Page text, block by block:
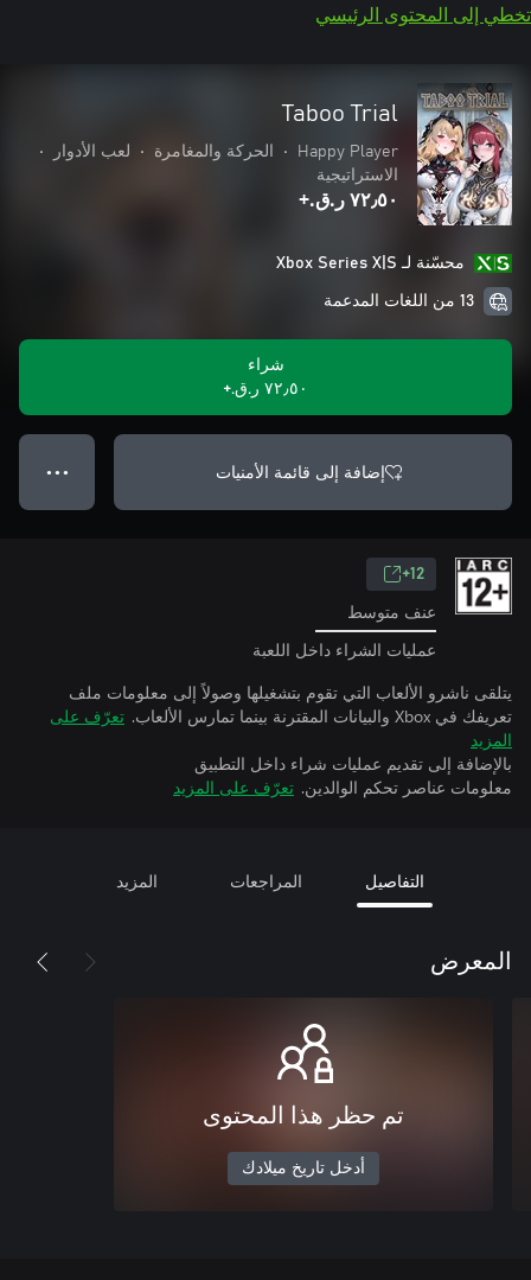
تخطي إلى المحتوى الرئيسي
Taboo Trial
Happy Player
• الحركة والمغامرة • لعب الأدوار
•
الاستراتيجية
٧٢٫٥٠ ر.ق.‏+
محسّنة لـ Xbox Series X|S
13 من اللغات المدعمة
شراء
٧٢٫٥٠ ر.ق.‏+
إضافة إلى قائمة الأمنيات ● ● ●
12+
عنف متوسط
عمليات الشراء داخل اللعبة
يتلقى ناشرو الألعاب التي تقوم بتشغيلها وصولاً إلى معلومات ملف
تعريفك في Xbox والبيانات المقترنة بينما تمارس الألعاب.
تعرّف على
المزيد
بالإضافة إلى تقديم عمليات شراء داخل التطبيق
معلومات عناصر تحكم الوالدين. تعرّف على المزيد
التفاصيل المراجعات المزيد
المعرض
تم حظر هذا المحتوى
أدخل تاريخ ميلادك